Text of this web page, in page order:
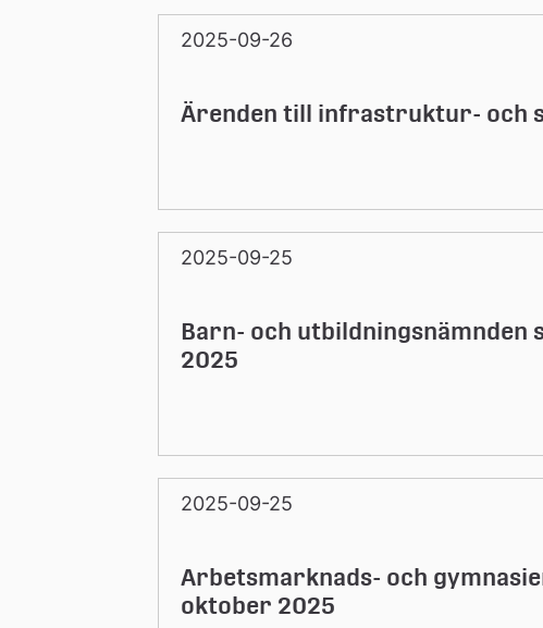
2025-09-26
Ärenden till infrastruktur- och
2025-09-25
Barn- och utbildningsnämnden
2025
2025-09-25
Arbetsmarknads- och
oktober 2025